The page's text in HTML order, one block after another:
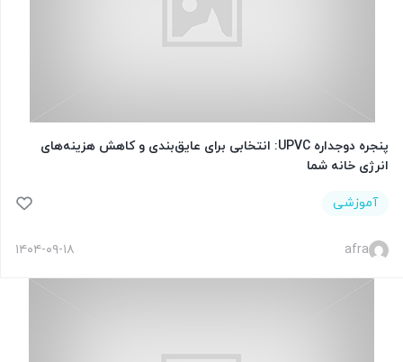
پنجره دوجداره UPVC: انتخابی برای عایق‌بندی و کاهش هزینه‌های
انرژی خانه شما
آموزشی
afra ۱۴۰۴-۰۹-۱۸